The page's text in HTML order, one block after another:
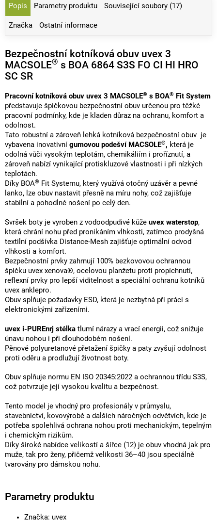
Popis Parametry produktu Související soubory (17)
Značka Ostatní informace
Bezpečnostní kotníková obuv uvex 3
MACSOLE® s BOA 6864 S3S FO CI HI HRO
SC SR
Pracovní kotníková obuv uvex 3 MACSOLE® s BOA®
Fit System
představuje špičkovou bezpečnostní obuv určenou pro těžké
pracovní podmínky, kde je kladen důraz na ochranu, komfort a
odolnost.
Tato robustní a zároveň lehká kotníková bezpečnostní obuv je
vybavena inovativní gumovou podešví MACSOLE®, která je
odolná vůči vysokým teplotám, chemikáliím i proříznutí, a
zároveň nabízí vynikající protiskluzové vlastnosti i při nízkých
teplotách.
Díky BOA® Fit Systemu, který využívá otočný uzávěr a pevné
lanko, lze obuv nastavit přesně na míru nohy, což zajišťuje
stabilní a pohodlné nošení po celý den.
Svršek boty je vyroben z vodoodpudivé kůže uvex waterstop,
která chrání nohu před pronikáním vlhkosti, zatímco prodyšná
textilní podšívka Distance-Mesh zajišťuje optimální odvod
vlhkosti a komfort.
Bezpečnostní prvky zahrnují 100% bezkovovou ochrannou
špičku uvex xenova®, ocelovou planžetu proti propíchnutí,
reflexní prvky pro lepší viditelnost a speciální ochranu kotníků
uvex anklepro.
Obuv splňuje požadavky ESD, která je nezbytná při práci s
elektronickými zařízeními.
uvex i-PUREnrj stélka tlumí nárazy a vrací energii, což snižuje
únavu nohou i při dlouhodobém nošení.
Pěnové polyuretanové přetažení špičky a paty zvyšují odolnost
proti oděru a prodlužují životnost boty.
Obuv splňuje normu EN ISO 20345:2022 a ochrannou třídu S3S,
což potvrzuje její vysokou kvalitu a bezpečnost.
Tento model je vhodný pro profesionály v průmyslu,
stavebnictví, kovovýrobě a dalších náročných odvětvích, kde je
potřeba spolehlivá ochrana nohou proti mechanickým, tepelným
i chemickým rizikům.
Díky široké nabídce velikostí a šířce (12) je obuv vhodná jak pro
muže, tak pro ženy, přičemž velikosti 36–40 jsou speciálně
tvarovány pro dámskou nohu.
Parametry produktu
Značka: uvex